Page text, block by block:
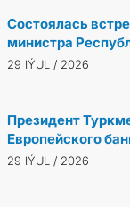
Состоялась
министра
29 IÝUL / 2026
Президент
Европейского
29 IÝUL / 2026